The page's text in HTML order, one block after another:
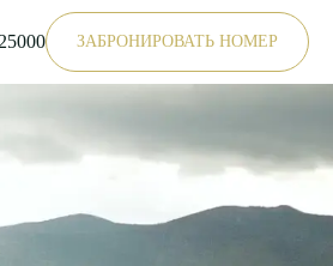
ЗАБРОНИРОВАТЬ НОМЕР